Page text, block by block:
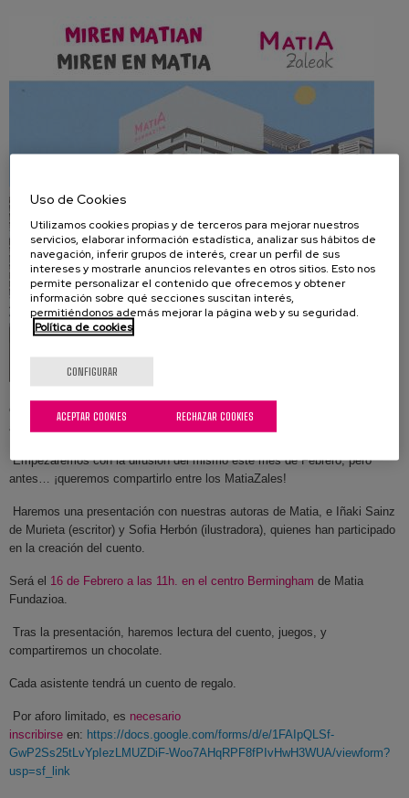
cuento infantil que hemos generado desde MatiaZaleak con ilusión y
apoyo, dentro del proyecto “
Empezaremos con la difusión del mismo este mes de Febrero, pero
antes… ¡queremos compartirlo entre los MatiaZales!
Haremos una presentación con nuestras autoras de Matia, e Iñaki Sainz
de Murieta (escritor) y Sofia Herbón (ilustradora), quienes han participado
en la creación del cuento.
Será el 16 de Febrero a las 11h. en el centro Bermingham de Matia
Fundazioa.
Tras la presentación, haremos lectura del cuento, juegos, y
compartiremos un chocolate.
Cada asistente tendrá un cuento de regalo.
Por aforo limitado, es necesario
inscribirse en: https://docs.google.com/forms/d/e/1FAIpQLSf-
GwP2Ss25tLvYpIezLMUZDiF-Woo7AHqRPF8fPIvHwH3WUA/viewform?
usp=sf_link
Uso de Cookies
Utilizamos cookies propias y de terceros para mejorar nuestros
servicios, elaborar información estadística, analizar sus hábitos de
navegación, inferir grupos de interés, crear un perfil de sus
intereses y mostrarle anuncios relevantes en otros sitios. Esto nos
permite personalizar el contenido que ofrecemos y obtener
información sobre qué secciones suscitan interés,
permitiéndonos además mejorar la página web y su seguridad.
Política de cookies
CONFIGURAR
RECHAZAR COOKIES
ACEPTAR COOKIES